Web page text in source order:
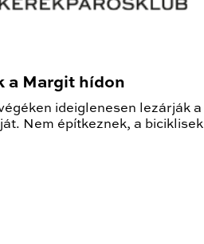
a Margit hídon
ideiglenesen lezárják
Nem építkeznek, a